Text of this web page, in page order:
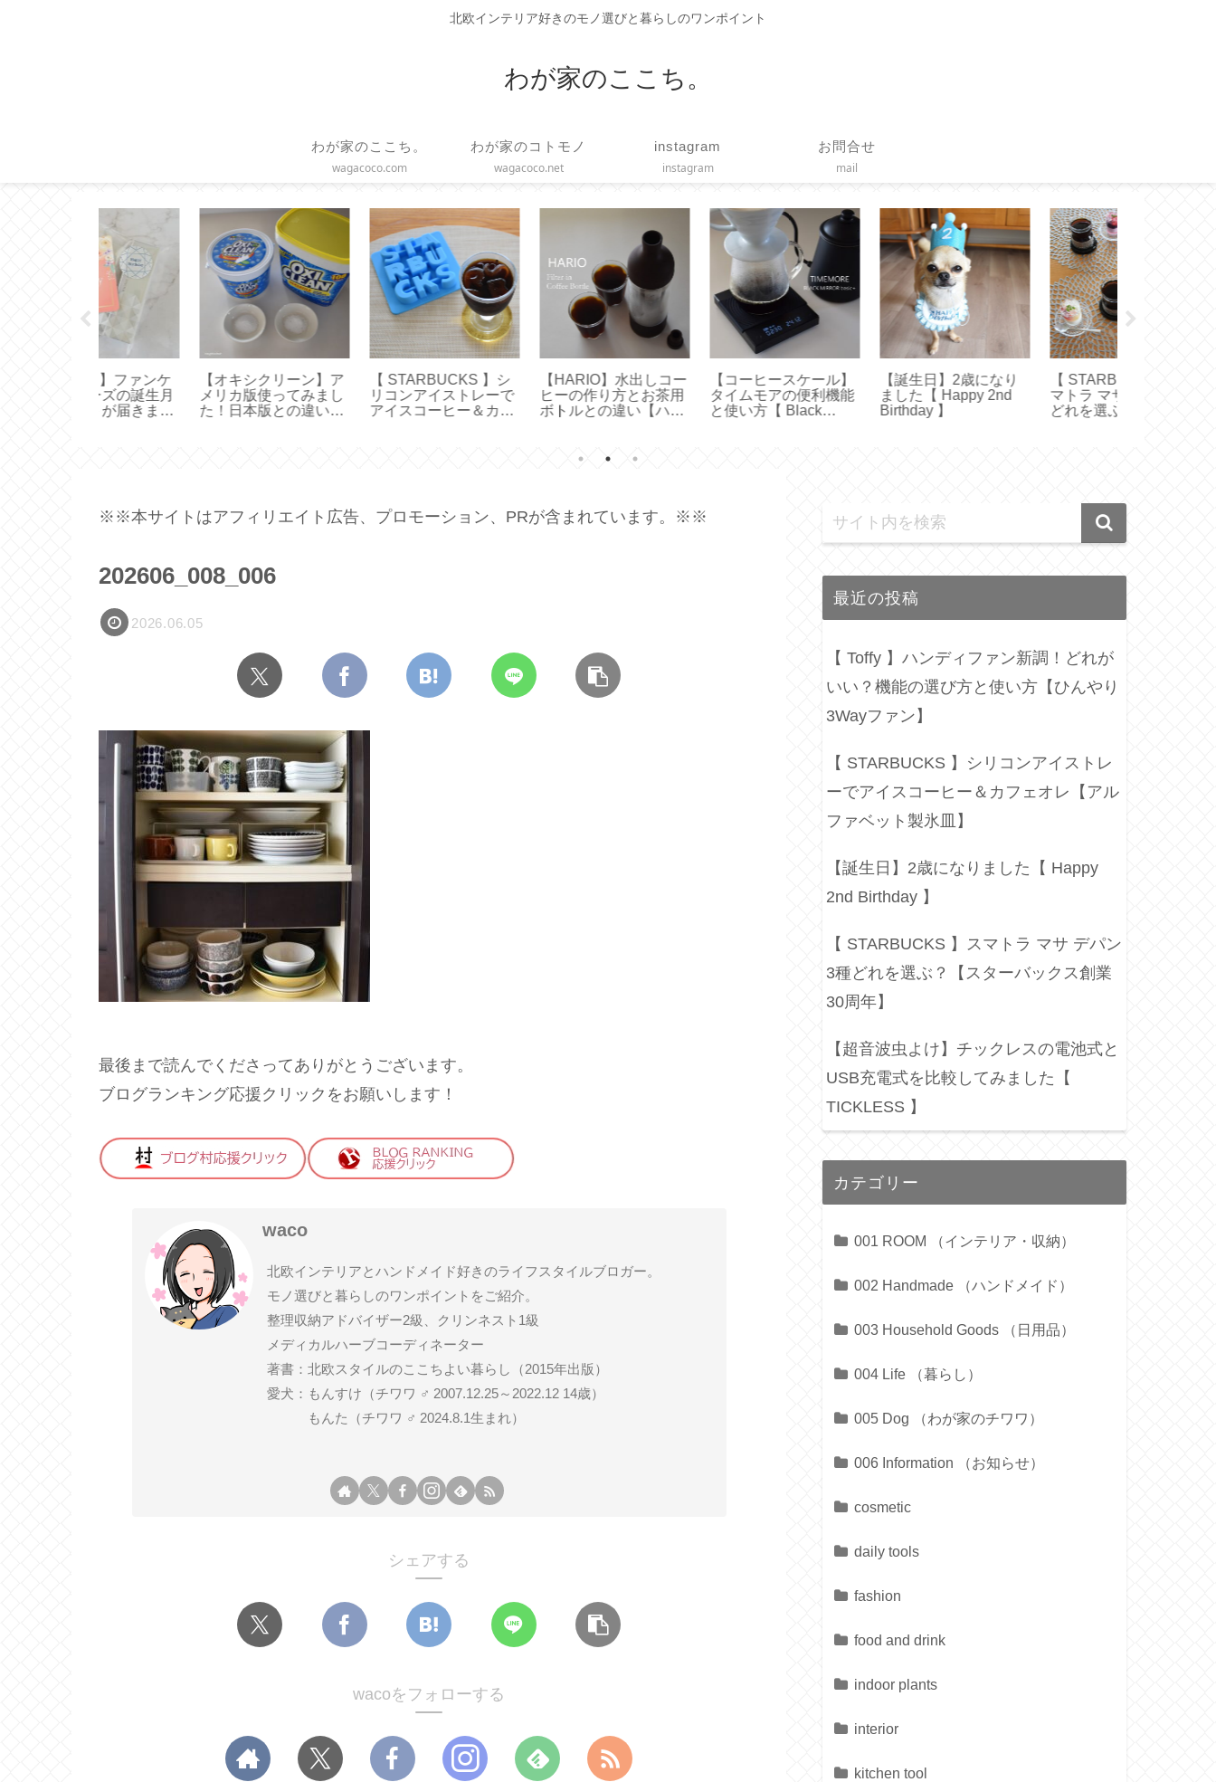
北欧インテリア好きのモノ選びと暮らしのワンポイント
わが家のここち。
わが家のここち。
wagacoco.com
わが家のコトモノ
wagacoco.net
instagram
instagram
お問合せ
mail
【HARIO】水出しコー
ヒーの作り方とお茶用
ボトルとの違い【ハリ
【コーヒースケール】
タイムモアの便利機能
と使い方【 Black
【誕生日】2歳になり
ました【 Happy 2nd
Birthday 】
【 STARBUCKS 】ス
マトラ マサ デパン 3種
どれを選ぶ？【スター
【 Diptyque 】お誕生
日限定特典キャンドル
届きました【 Figuier
【作り方】ブックカバ
ーの基本的な作り方と
応用【型紙／布製しお
※※本サイトはアフィリエイト広告、プロモーション、PRが含まれています。※※
202606_008_006
2026.06.05
最後まで読んでくださってありがとうございます。
ブログランキング応援クリックをお願いします！
waco
北欧インテリアとハンドメイド好きのライフスタイルブロガー。
モノ選びと暮らしのワンポイントをご紹介。
整理収納アドバイザー2級、クリンネスト1級
メディカルハーブコーディネーター
著書：北欧スタイルのここちよい暮らし（2015年出版）
愛犬：もんすけ（チワワ ♂ 2007.12.25～2022.12 14歳）
もんた（チワワ ♂ 2024.8.1生まれ）
シェアする
wacoをフォローする
最近の投稿
【 Toffy 】ハンディファン新調！どれが
いい？機能の選び方と使い方【ひんやり
3Wayファン】
【 STARBUCKS 】シリコンアイストレ
ーでアイスコーヒー＆カフェオレ【アル
ファベット製氷皿】
【誕生日】2歳になりました【 Happy
2nd Birthday 】
【 STARBUCKS 】スマトラ マサ デパン
3種どれを選ぶ？【スターバックス創業
30周年】
【超音波虫よけ】チックレスの電池式と
USB充電式を比較してみました【
TICKLESS 】
カテゴリー
001 ROOM （インテリア・収納）
002 Handmade （ハンドメイド）
003 Household Goods （日用品）
004 Life （暮らし）
005 Dog （わが家のチワワ）
006 Information （お知らせ）
cosmetic
daily tools
fashion
food and drink
indoor plants
interior
kitchen tool